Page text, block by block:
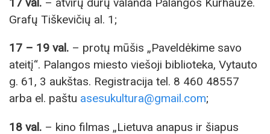
17 val. – atvirų durų valanda Palangos Kurhauze.
Grafų Tiškevičių al. 1;
17 – 19 val. – protų mūšis „Paveldėkime savo
ateitį“. Palangos miesto viešoji biblioteka, Vytauto
g. 61, 3 aukštas. Registracija tel. 8 460 48557
arba el. paštu asesukultura@gmail.com;
18 val. – kino filmas „Lietuva anapus ir šiapus